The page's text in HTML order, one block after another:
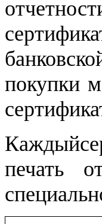
покупки
печать